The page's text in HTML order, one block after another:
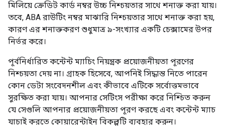
মিলিয়ে ক্রেডিট কার্ড নম্বর উচ্চ নিশ্চয়তার সাথে শনাক্ত করা যায়।
তবে, ABA রাউটিং নম্বর মাঝারি নিশ্চয়তার সাথে শনাক্ত করা হয়,
কারণ এর শনাক্তকরণ শুধুমাত্র ৯-সংখ্যার একটি চেক্সামের উপর
নির্ভর করে।
পূর্বনির্ধারিত কন্টেন্ট ম্যাচিং নিয়ন্ত্রক প্রয়োজনীয়তা পূরণের
নিশ্চয়তা দেয় না। গ্রাহক হিসেবে, আপনিই সিদ্ধান্ত নিতে পারেন
কোন ডেটা সংবেদনশীল এবং কীভাবে এটিকে সর্বোত্তমভাবে
সুরক্ষিত করা যায়। আপনার সেটিংস পরীক্ষা করে নিশ্চিত করুন
যে সেগুলি আপনার প্রয়োজনীয়তা পূরণ করছে এবং কন্টেন্ট ম্যাচ
যাচাই করতে কোয়ারেন্টাইন বিকল্পটি ব্যবহার করুন।